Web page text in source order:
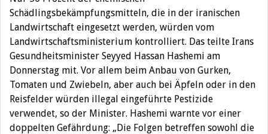
Schädlingsbekämpfungsmitteln, die in der iranischen
Landwirtschaft eingesetzt werden, würden vom
Landwirtschaftsministerium kontrolliert. Das teilte Irans
Gesundheitsminister Seyyed Hassan Hashemi am
Donnerstag mit. Vor allem beim Anbau von Gurken,
Tomaten und Zwiebeln, aber auch bei Äpfeln oder in den
Reisfelder würden illegal eingeführte Pestizide
verwendet, so der Minister. Hashemi warnte vor einer
doppelten Gefährdung: „Die Folgen betreffen sowohl die